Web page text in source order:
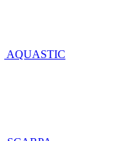
AQUASTIC